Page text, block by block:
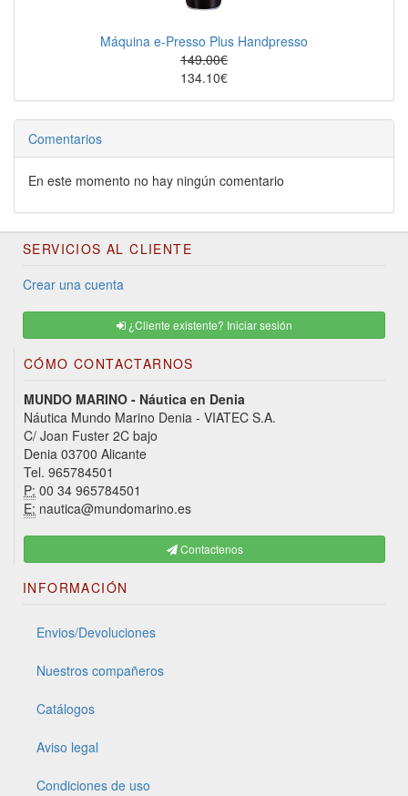
Máquina e-Presso Plus Handpresso
149.00€
134.10€
Comentarios
En este momento no hay ningún comentario
SERVICIOS AL CLIENTE
Crear una cuenta
¿Cliente existente? Iniciar sesión
CÓMO CONTACTARNOS
MUNDO MARINO - Náutica en Denia
Náutica Mundo Marino Denia - VIATEC S.A.
C/ Joan Fuster 2C bajo
Denia 03700 Alicante
Tel. 965784501
P: 00 34 965784501
E: nautica@mundomarino.es
Contactenos
INFORMACIÓN
Envios/Devoluciones
Nuestros compañeros
Catálogos
Aviso legal
Condiciones de uso